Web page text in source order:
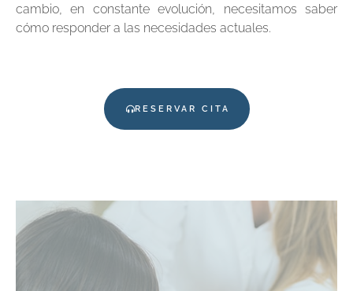
cambio, en constante evolución, necesitamos saber
cómo responder a las necesidades actuales.
RESERVAR CITA